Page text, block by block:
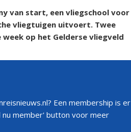
van start, een vliegschool voor
vliegtuigen uitvoert. Twee
op het Gelderse vliegveld
Een membership is er
nu member' button voor meer